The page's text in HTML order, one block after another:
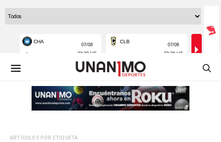
ARTÍCULOS POR ETIQUETA